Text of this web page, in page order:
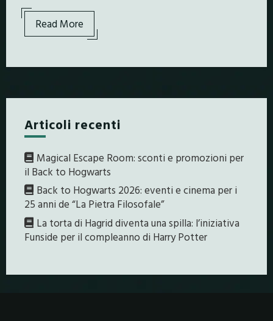
Read More
Articoli recenti
Magical Escape Room: sconti e promozioni per
il Back to Hogwarts
Back to Hogwarts 2026: eventi e cinema per i
25 anni de “La Pietra Filosofale”
La torta di Hagrid diventa una spilla: l’iniziativa
Funside per il compleanno di Harry Potter